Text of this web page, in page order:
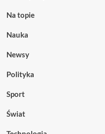
Na topie
Nauka
Newsy
Polityka
Sport
Świat